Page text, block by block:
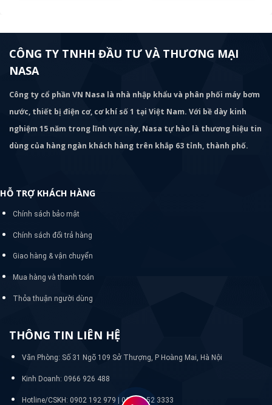
CÔNG TY TNHH ĐẦU TƯ VÀ THƯƠNG MẠI
NASA
Công ty cổ phần VN Nasa là nhà nhập khẩu và phân phối máy bơm
nước, thiết bị điện cơ, cơ khí số 1 tại Việt Nam. Với bề dày kinh
nghiệm 15 năm trong lĩnh vực này, Nasa tự hào là thương hiệu tin
dùng của hàng ngàn khách hàng trên khắp 63 tỉnh, thành phố.
HỖ TRỢ KHÁCH HÀNG
Chính sách bảo mật
Chính sách đổi trả hàng
Giao hàng & vận chuyển
Mua hàng và thanh toán
Thỏa thuận người dùng
THÔNG TIN LIÊN HỆ
Văn Phòng: Số 31 Ngõ 109 Sở Thượng, P Hoàng Mai, Hà Nội
Kinh Doanh: 0966 926 488
Hotline/CSKH: 0902 192 979 | 024 33 52 3333